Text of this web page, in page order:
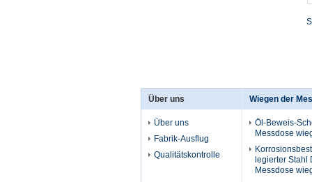
Über uns
Über uns
Fabrik-Ausflug
Qualitätskontrolle
Wiegen der
Öl-Beweis-
Messdose
legierter Stahl
Messdose